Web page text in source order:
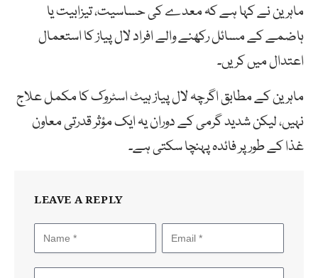
ماہرین نے کہا ہے کہ معدے کی حساسیت، تیزابیت یا
ہاضمے کے مسائل رکھنے والے افراد لال پیاز کا استعمال
اعتدال میں کریں۔
ماہرین کے مطابق اگرچہ لال پیاز ہیٹ اسٹروک کا مکمل علاج
نہیں، لیکن شدید گرمی کے دوران یہ ایک مؤثر قدرتی معاون
غذا کے طور پر فائدہ پہنچا سکتی ہے۔
LEAVE A REPLY